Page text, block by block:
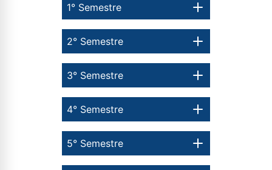
1° Semestre
5° Semestre
4° Semestre
3° Semestre
2° Semestre